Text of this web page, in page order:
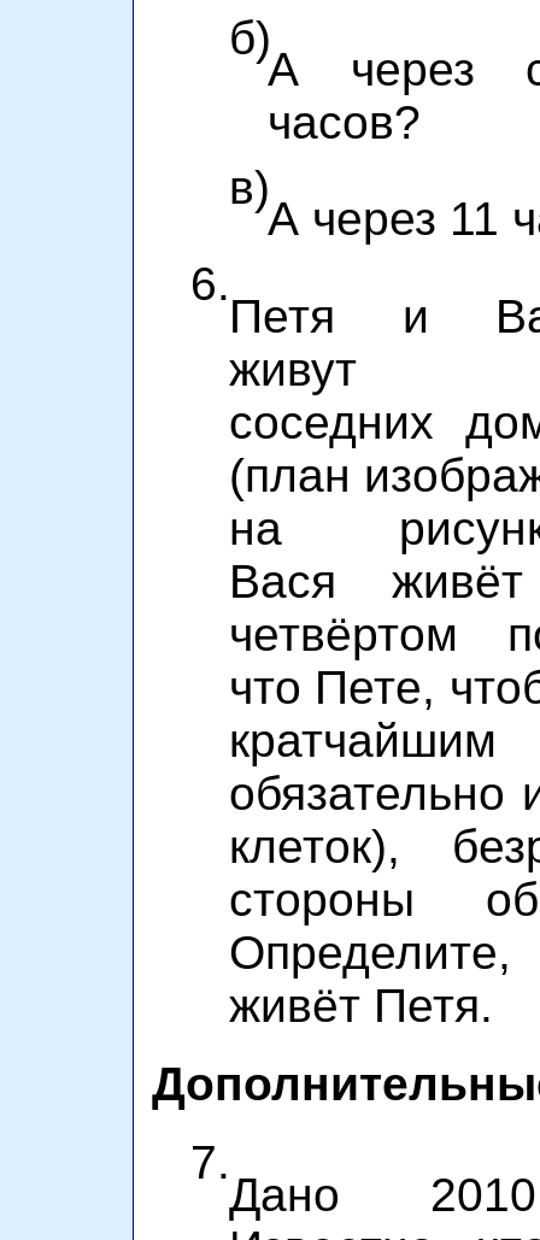
б)
А через
часов?
в)
А через 11
6.
Петя и
живут
соседних
(план
на
Вася
четвёртом
что Пете,
клеток),
стороны
живёт Петя.
7.
Дано